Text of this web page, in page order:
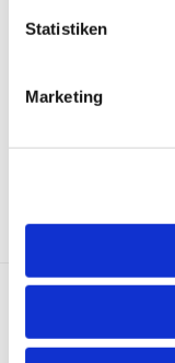
Statistiken
Marketing
Anfahrt